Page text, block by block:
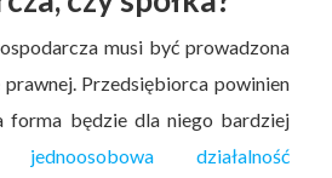
musi być prowadzona
Przedsiębiorca powinien
forma będzie dla niego bardziej
jednoosobowa działalność